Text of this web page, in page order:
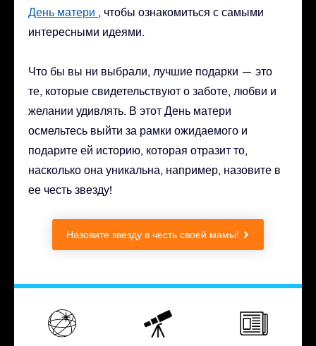
День матери , чтобы ознакомиться с самыми
интересными идеями.
Что бы вы ни выбрали, лучшие подарки — это
те, которые свидетельствуют о заботе, любви и
желании удивлять. В этот День матери
осмельтесь выйти за рамки ожидаемого и
подарите ей историю, которая отразит то,
насколько она уникальна, например, назовите в
ее честь звезду!
Назовите звезду в честь своей мамы!